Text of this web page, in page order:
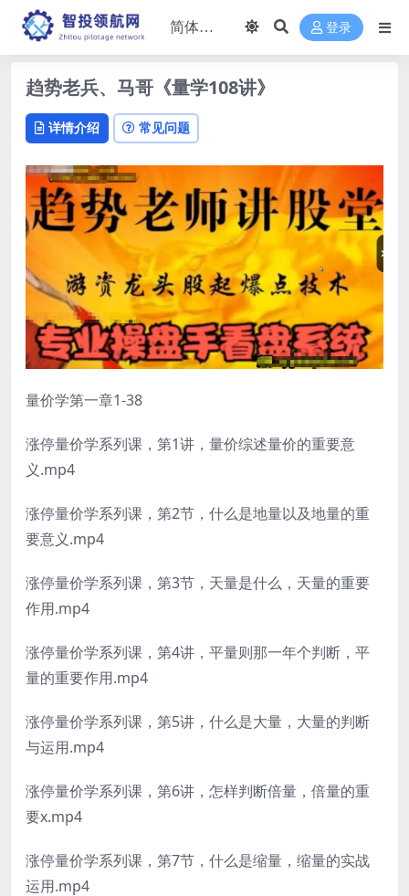
登录
趋势老兵、马哥《量学108讲》
详情介绍 常见问题
量价学第一章1-38
涨停量价学系列课，第1讲，量价综述量价的重要意
义.mp4
涨停量价学系列课，第2节，什么是地量以及地量的重
要意义.mp4
涨停量价学系列课，第3节，天量是什么，天量的重要
作用.mp4
涨停量价学系列课，第4讲，平量则那一年个判断，平
量的重要作用.mp4
涨停量价学系列课，第5讲，什么是大量，大量的判断
与运用.mp4
涨停量价学系列课，第6讲，怎样判断倍量，倍量的重
要x.mp4
涨停量价学系列课，第7节，什么是缩量，缩量的实战
运用.mp4